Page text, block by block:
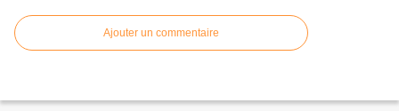
Ajouter un commentaire